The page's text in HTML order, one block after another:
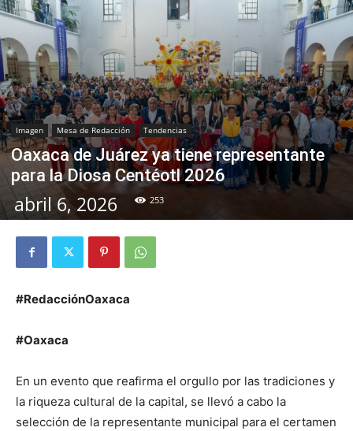
Oaxaca
Imagen Mesa de Redacción Tendencias
Oaxaca de Juárez ya tiene representante
para la Diosa Centéotl 2026
abril 6, 2026 253
#RedacciónOaxaca
#Oaxaca
En un evento que reafirma el orgullo por las tradiciones y
la riqueza cultural de la capital, se llevó a cabo la
selección de la representante municipal para el certamen